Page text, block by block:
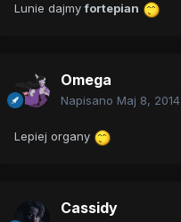
Lunie dajmyfortepian
Omega
Napisano Maj 8, 2014
Lepiej organy
Cassidy